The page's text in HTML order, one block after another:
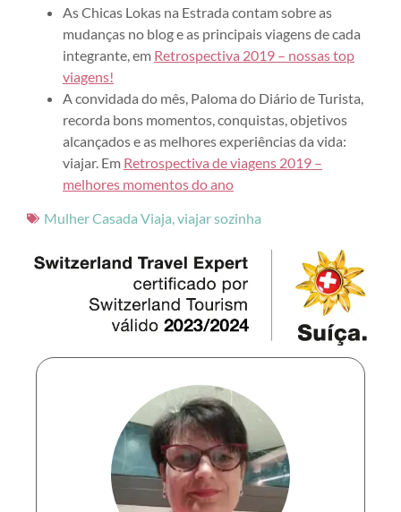
As Chicas Lokas na Estrada contam sobre as
mudanças no blog e as principais viagens de cada
integrante, em Retrospectiva 2019 – nossas top
viagens!
A convidada do mês, Paloma do Diário de Turista,
recorda bons momentos, conquistas, objetivos
alcançados e as melhores experiências da vida:
viajar. Em Retrospectiva de viagens 2019 –
melhores momentos do ano
Mulher Casada Viaja,viajar sozinha